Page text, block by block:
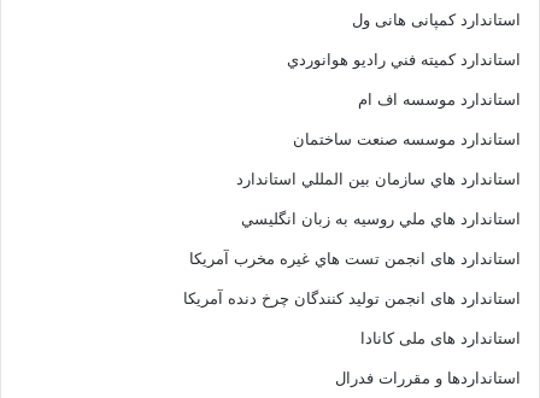
استاندارد کمپانی هانی ول
استاندارد کميته فني راديو هوانوردي
استاندارد موسسه اف ام
استاندارد موسسه صنعت ساختمان
استاندارد هاي سازمان بين المللي استاندارد
استاندارد هاي ملي روسيه به زبان انگليسي
استاندارد های انجمن تست هاي غيره مخرب آمريکا
استاندارد های انجمن توليد کنندگان چرخ دنده آمريکا
استاندارد های ملی کانادا
استانداردها و مقررات فدرال